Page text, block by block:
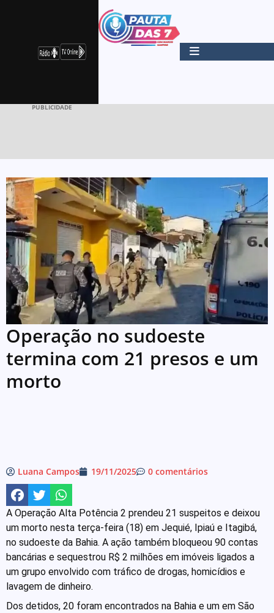
PUBLICIDADE
Operação no sudoeste
termina com 21 presos e um
morto
Luana Campos 19/11/2025 0 comentários
A Operação Alta Potência 2 prendeu 21 suspeitos e deixou
um morto nesta terça-feira (18) em Jequié, Ipiaú e Itagibá,
no sudoeste da Bahia. A ação também bloqueou 90 contas
bancárias e sequestrou R$ 2 milhões em imóveis ligados a
um grupo envolvido com tráfico de drogas, homicídios e
lavagem de dinheiro.
Dos detidos, 20 foram encontrados na Bahia e um em São